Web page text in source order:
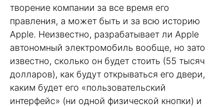
творение компании за все время его
правления, а может быть и за всю историю
Apple. Неизвестно, разрабатывает ли Apple
автономный электромобиль вообще, но зато
известно, сколько он будет стоить (55 тысяч
долларов), как будут открываться его двери,
каким будет его «пользовательский
интерфейс» (ни одной физической кнопки) и